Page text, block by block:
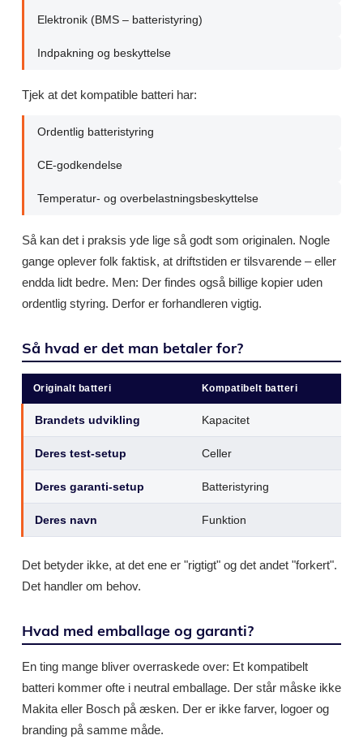
Elektronik (BMS – batteristyring)
Indpakning og beskyttelse
Tjek at det kompatible batteri har:
Ordentlig batteristyring
CE-godkendelse
Temperatur- og overbelastningsbeskyttelse
Så kan det i praksis yde lige så godt som originalen. Nogle
gange oplever folk faktisk, at driftstiden er tilsvarende – eller
endda lidt bedre. Men: Der findes også billige kopier uden
ordentlig styring. Derfor er forhandleren vigtig.
Så hvad er det man betaler for?
Originalt batteri Kompatibelt batteri
Brandets udvikling Kapacitet
Deres test-setup Celler
Deres garanti-setup Batteristyring
Deres navn Funktion
Det betyder ikke, at det ene er "rigtigt" og det andet "forkert".
Det handler om behov.
Hvad med emballage og garanti?
En ting mange bliver overraskede over: Et kompatibelt
batteri kommer ofte i neutral emballage. Der står måske ikke
Makita eller Bosch på æsken. Der er ikke farver, logoer og
branding på samme måde.